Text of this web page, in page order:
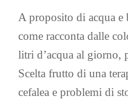
A proposito di acqua
come racconta dalle
litri d’acqua al giorno,
Scelta frutto di una
cefalea e problemi di